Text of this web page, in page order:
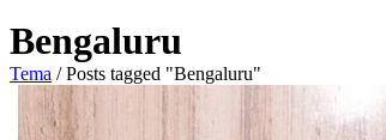
Bengaluru
Tema /Posts tagged "Bengaluru"